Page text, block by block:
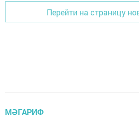
Перейти на страницу
МӘГАРИФ